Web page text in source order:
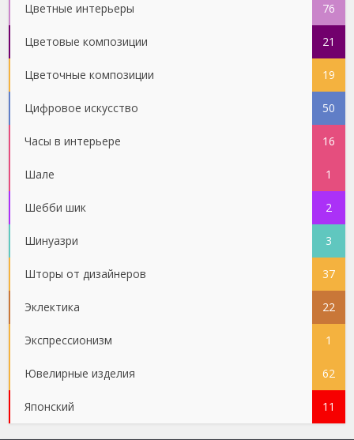
Цветные интерьеры 76
Цветовые композиции 21
Цветочные композиции 19
Цифровое искусство 50
Часы в интерьере 16
Шале 1
Шебби шик 2
Шинуазри 3
Шторы от дизайнеров 37
Эклектика 22
Экспрессионизм 1
Ювелирные изделия 62
Японский 11